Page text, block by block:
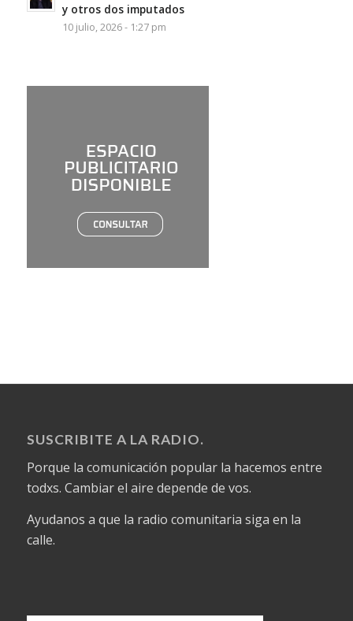
y otros dos imputados
10 julio, 2026 - 1:27 pm
SUSCRIBITE A LA RADIO.
Porque la comunicación popular la hacemos entre
todxs. Cambiar el aire depende de vos.
Ayudanos a que la radio comunitaria siga en la
calle.